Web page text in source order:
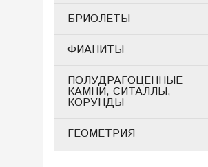
БРИОЛЕТЫ
ФИАНИТЫ
ПОЛУДРАГОЦЕННЫЕ
КАМНИ, СИТАЛЛЫ,
КОРУНДЫ
ГЕОМЕТРИЯ